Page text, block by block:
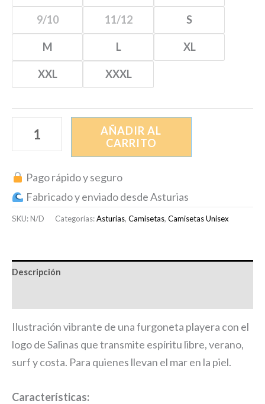
9/10 11/12 S
M L XL
XXL XXXL
AÑADIR AL
CARRITO
Pago rápido y seguro
Fabricado y enviado desde Asturias
SKU:N/D Categorías:Asturias, Camisetas, Camisetas Unisex
Descripción
Ilustración vibrante de una furgoneta playera con el
logo de Salinas que transmite espíritu libre, verano,
surf y costa. Para quienes llevan el mar en la piel.
Características: